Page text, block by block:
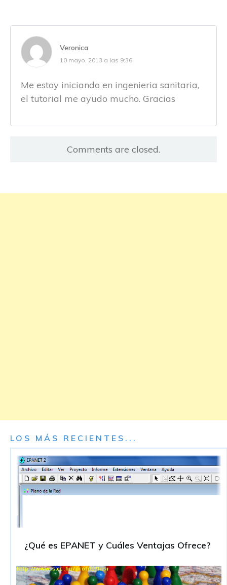
Veronica
10 mayo, 2013 a las 9:36
Me estoy iniciando en ingenieria sanitaria,
el tutorial me ayudo mucho. Gracias
Comments are closed.
LOS MÁS RECIENTES...
¿Qué es EPANET y Cuáles Ventajas Ofrece?